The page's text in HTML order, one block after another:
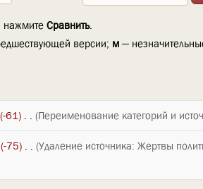
нажмитеСравнить.
версии; м —
(-61) . . (Переименование категорий и
(-75) . . (Удаление источника: Жертвы